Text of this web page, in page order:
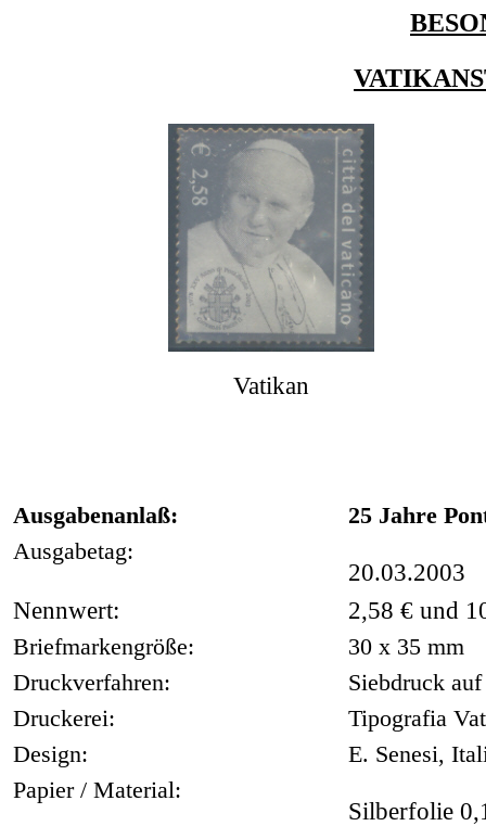
Vatikan
Ausgabenanlaß:
25 Jahre
Ausgabetag:
20.03.2003
Nennwert:
2,58 € und
Briefmarkengröße:
30 x 35 mm
Druckverfahren:
Siebdruck
Druckerei:
Tipografia
Design:
E. Senesi,
Papier / Material:
Silberfolie